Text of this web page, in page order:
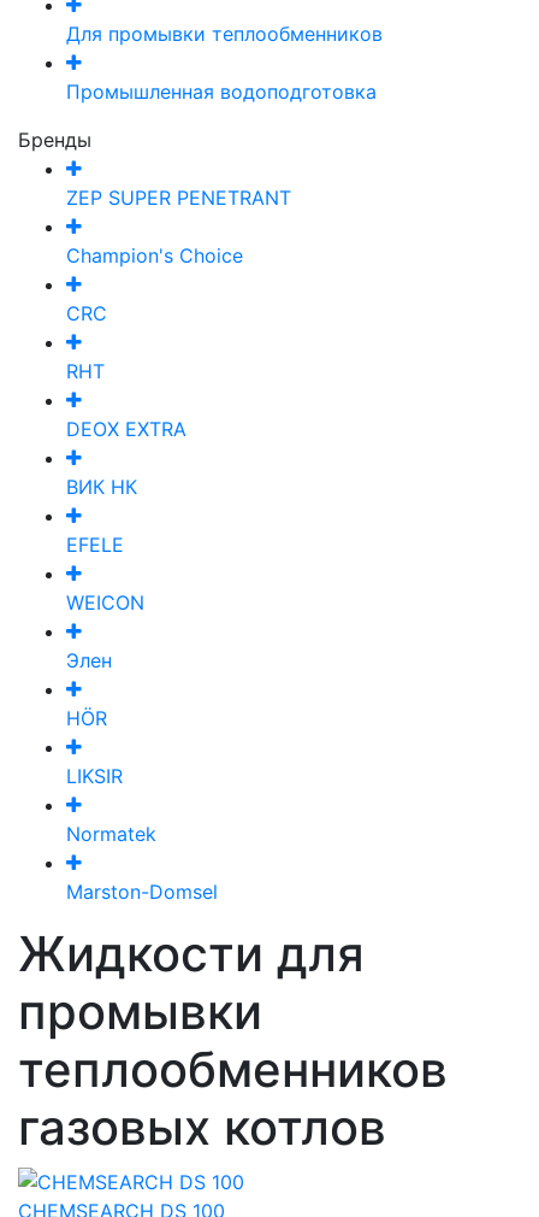
Для промывки теплообменников
Промышленная водоподготовка
Бренды
ZEP SUPER PENETRANT
Champion's Choice
CRC
RHT
DEOX EXTRA
ВИК НК
EFELE
WEICON
Элен
HÖR
LIKSIR
Normatek
Marston-Domsel
Жидкости для
промывки
теплообменников
газовых котлов
CHEMSEARCH DS 100